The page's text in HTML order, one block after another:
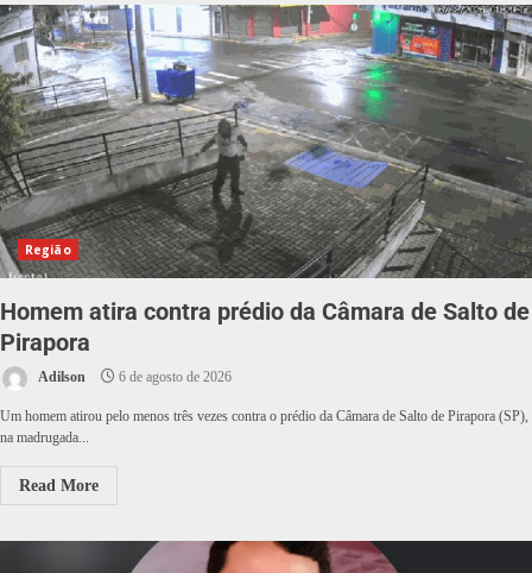
Região
Homem atira contra prédio da Câmara de Salto de
Pirapora
Adilson 6 de agosto de 2026
Um homem atirou pelo menos três vezes contra o prédio da Câmara de Salto de Pirapora (SP),
na madrugada...
Read More